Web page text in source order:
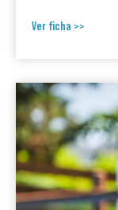
Ver ficha >>